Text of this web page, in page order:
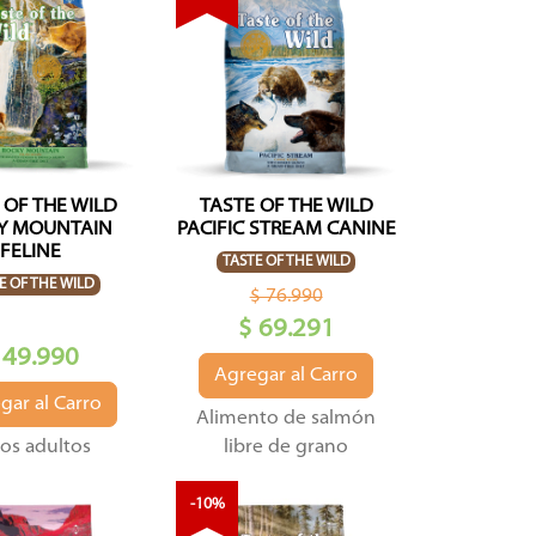
OF THE WILD
MOUNTAIN
FELINE
OF THE WILD
al Carro
adultos
TASTE OF THE WILD
PACIFIC STREAM CANINE
TASTE OF THE WILD
$ 76.990
$ 69.291
Agregar al Carro
Alimento de salmón
libre de grano
-10%